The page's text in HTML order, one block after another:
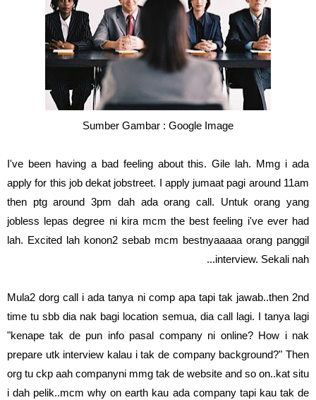
Sumber Gambar : Google Image
I've been having a bad feeling about this. Gile lah. Mmg i ada
apply for this job dekat jobstreet. I apply jumaat pagi around 11am
then ptg around 3pm dah ada orang call. Untuk orang yang
jobless lepas degree ni kira mcm the best feeling i've ever had
lah. Excited lah konon2 sebab mcm bestnyaaaaa orang panggil
interview. Sekali nah...
Mula2 dorg call i ada tanya ni comp apa tapi tak jawab..then 2nd
time tu sbb dia nak bagi location semua, dia call lagi. I tanya lagi
"kenape tak de pun info pasal company ni online? How i nak
prepare utk interview kalau i tak de company background?" Then
org tu ckp aah companyni mmg tak de website and so on..kat situ
i dah pelik..mcm why on earth kau ada company tapi kau tak de